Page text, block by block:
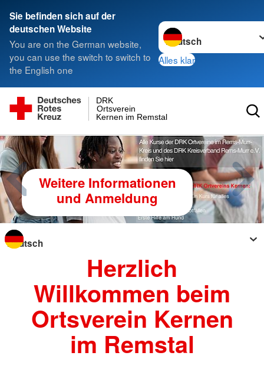
Sie befinden sich auf der
deutschen Website
You are on the German website,
you can use the switch to switch to
the English one
Sprache wechseln zu
Alles klar
Kernen im Remstal
Ortsverein
DRK
Blutspendeaktion
Dienstag, 01.09.2026 von 14:30 -
19:30 Uhr
Blutspendeaktion
Sprache wechseln zu
Herzlich
Willkommen beim
Ortsverein Kernen
im Remstal